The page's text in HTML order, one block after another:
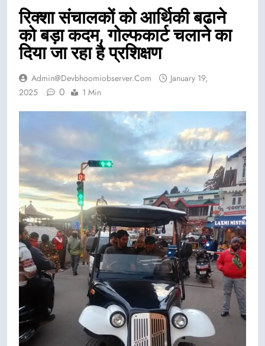
रिक्शा संचालकों को आर्थिकी बढाने
को बड़ा कदम, गोल्फकार्ट चलाने का
दिया जा रहा है प्रशिक्षण
Admin@devbhoomiobserver.com
January 19,
2025
0 1 Min